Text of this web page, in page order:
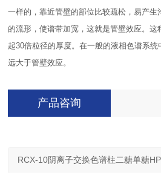
一样的，靠近管壁的部位比较疏松，易产生
的流形，使谱带加宽，这就是管壁效应。
起30倍粒径的厚度。在一般的液相色谱系
远大于管壁效应。
产品咨询